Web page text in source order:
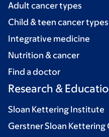
Adult cancer types
Child & teen cancer types
Integrative medicine
Nutrition & cancer
Find a doctor
Research &
Sloan Kettering Institute
Gerstner Sloan Kettering